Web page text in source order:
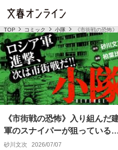
TOP コミック 小隊 《市街戦の恐怖
《市街戦の恐怖》入り組んだ
軍のスナイパーが狙ってい
砂川文次
2026/07/07